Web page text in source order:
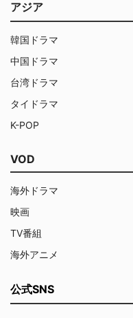
アジア
韓国ドラマ
中国ドラマ
台湾ドラマ
タイドラマ
K-POP
VOD
海外ドラマ
映画
TV番組
海外アニメ
公式SNS